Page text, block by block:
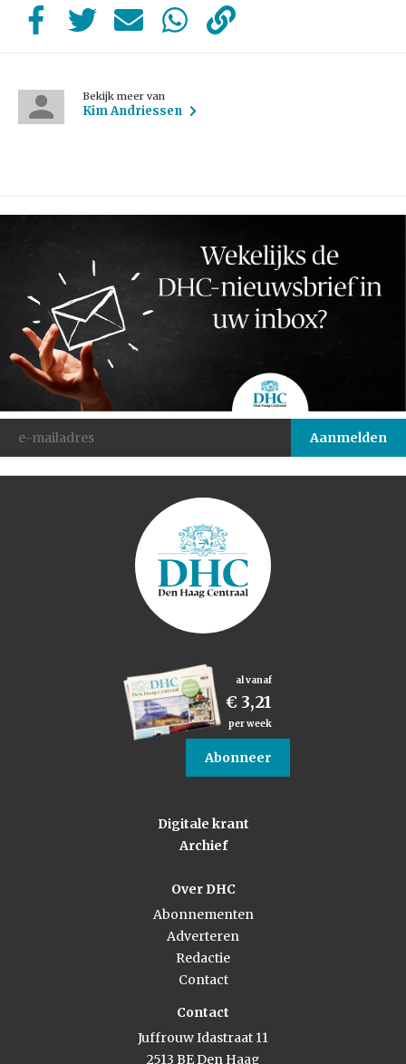
Bekijk meer van
Kim Andriessen
al vanaf
€ 3,21
per week
Abonneer
Digitale krant
Archief
Over DHC
Abonnementen
Adverteren
Redactie
Contact
Contact
Juffrouw Idastraat 11
2513 BE Den Haag